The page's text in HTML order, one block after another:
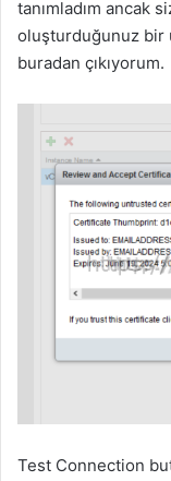
tanımladım ancak
oluşturduğunuz bir
buradan çıkıyorum.
Test Connection